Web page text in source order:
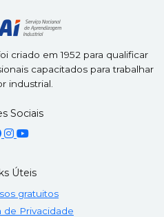
posts
criado em 1952 para qualificar
capacitados para trabalhar
industrial.
Sociais
Úteis
gratuitos
de Privacidade